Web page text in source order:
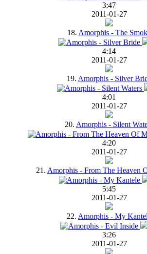
3:47
2011-01-27
18. Amorphis - The
4:14
2011-01-27
19. Amorphis - Silver
4:01
2011-01-27
20. Amorphis - Silent
4:20
2011-01-27
21. Amorphis - From The Heaven
5:45
2011-01-27
22. Amorphis - My
3:26
2011-01-27